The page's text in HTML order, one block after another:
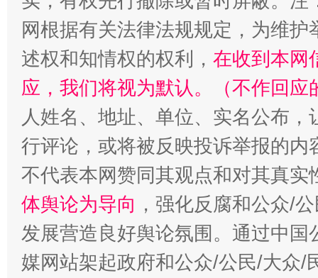
招工难、用工荒背后
网根据有关法律法规规定，为维
述权和知情权的权利， 在收到本网
应，我们将视为默认。（不作回应
人姓名、地址、单位、实名公布
行评论，或将被反映投诉举报的
不代表本网赞同其观点和对其真实
体舆论为导向 ，强化反腐和公众/
发展营造良好舆论氛围。通过中
媒网站架起政府和公众/公民/大众/